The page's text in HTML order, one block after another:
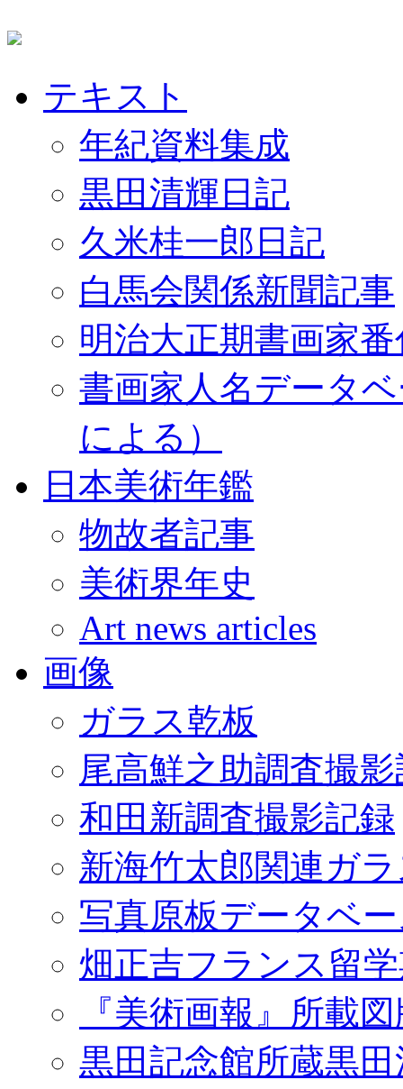
テキスト
年紀資料集成
黒田清輝日記
久米桂一郎日記
白馬会関係新聞記事
明治大正期書画家
書画家人名データ
による）
日本美術年鑑
物故者記事
美術界年史
Art news articles
画像
ガラス乾板
尾高鮮之助調査撮
和田新調査撮影記録
新海竹太郎関連ガ
写真原板データベ
畑正吉フランス留
『美術画報』所載
黒田記念館所蔵黒